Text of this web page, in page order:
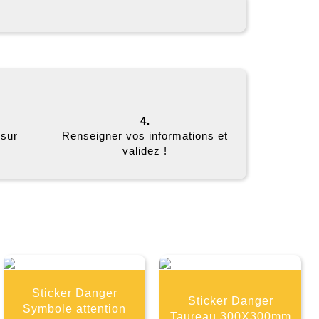
4.
Renseigner vos informations et
validez !
Sticker Danger
Symbole attention
Sticker Danger
Taureau 300X300mm